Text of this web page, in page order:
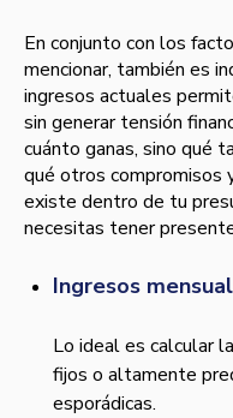
En conjunto con los
mencionar, también es
ingresos actuales
sin generar tensión
cuánto ganas, sino qué
qué otros compromisos
existe dentro de tu
necesitas tener
Ingresos
Lo ideal es calcular
fijos o altamente
esporádicas.